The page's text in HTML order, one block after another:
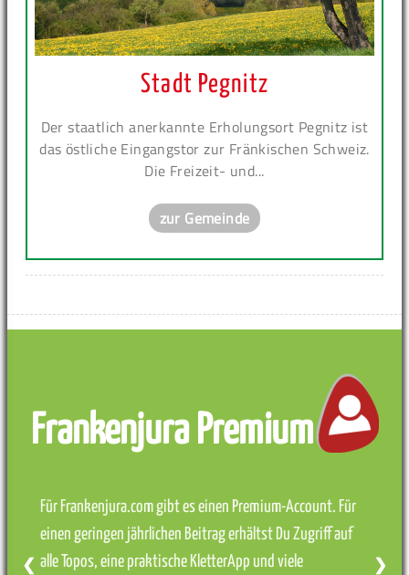
Stadt Pegnitz
Der staatlich anerkannte Erholungsort Pegnitz ist
das östliche Eingangstor zur Fränkischen Schweiz.
Die Freizeit- und...
zur Gemeinde
Frankenjura Premium
Für Frankenjura.com gibt es einen Premium-Account. Für
einen geringen jährlichen Beitrag erhältst Du Zugriff auf
alle Topos, eine praktische KletterApp und viele
❮ ❯